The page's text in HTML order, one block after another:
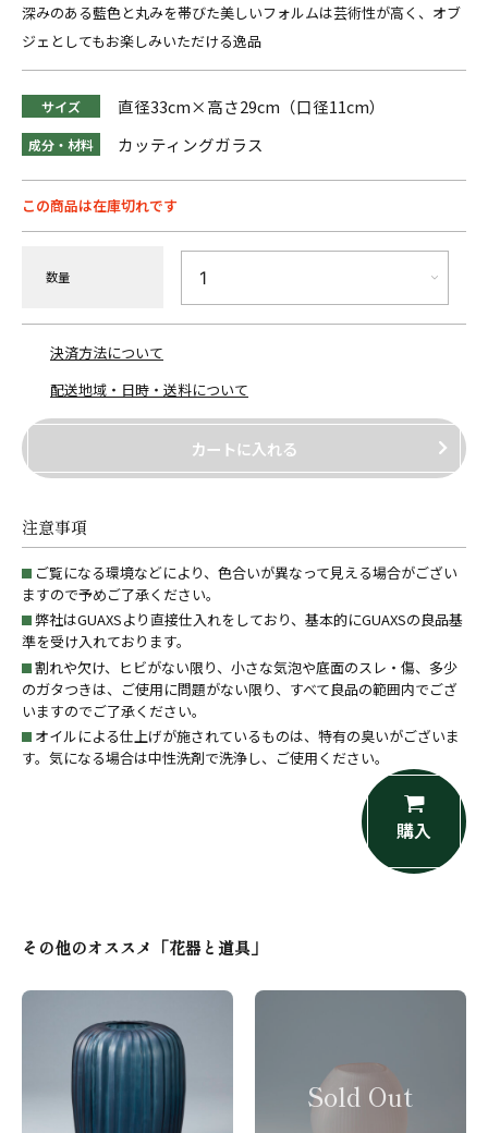
深みのある藍色と丸みを帯びた美しいフォルムは芸術性が高く、オブ
ジェとしてもお楽しみいただける逸品
サイズ 直径33cm×高さ29cm（口径11cm）
成分・材料 カッティングガラス
この商品は在庫切れです
数量
決済方法について
配送地域・日時・送料について
カートに入れる
注意事項
ご覧になる環境などにより、色合いが異なって見える場合がござい
ますので予めご了承ください。
弊社はGUAXSより直接仕入れをしており、基本的にGUAXSの良品基
準を受け入れております。
割れや欠け、ヒビがない限り、小さな気泡や底面のスレ・傷、多少
のガタつきは、ご使用に問題がない限り、すべて良品の範囲内でござ
いますのでご了承ください。
オイルによる仕上げが施されているものは、特有の臭いがございま
す。気になる場合は中性洗剤で洗浄し、ご使用ください。
購入
その他のオススメ「花器と道具」